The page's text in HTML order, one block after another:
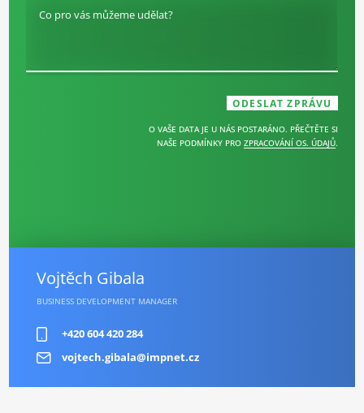
Co pro vás můžeme udělat?
O VAŠE DATA JE U NÁS POSTARÁNO. PŘEČTĚTE SI
NAŠE PODMÍNKY PRO ZPRACOVÁNÍ OS. ÚDAJŮ.
Vojtěch Gibala
BUSINESS DEVELOPMENT MANAGER
+420 604 420 284
vojtech.gibala@impnet.cz